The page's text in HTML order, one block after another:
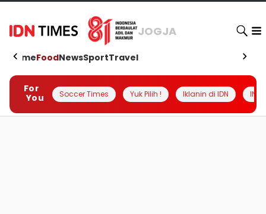
JOGJA
HomeFoodNewsSportTravel
For
You
Soccer Times Yuk Pilih ! Iklanin di IDN